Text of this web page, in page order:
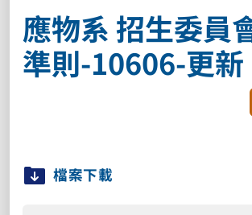
應物系 招生委員
準則-10606-更新
檔案下載